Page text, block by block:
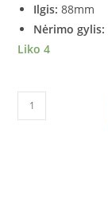
Ilgis:88mm
Nėrimo gylis:
Liko 4